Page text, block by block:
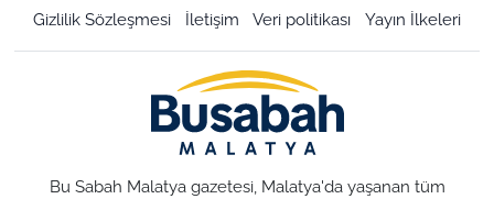
Gizlilik Sözleşmesi İletişim Veri politikası Yayın İlkeleri
Bu Sabah Malatya gazetesi, Malatya'da yaşanan tüm